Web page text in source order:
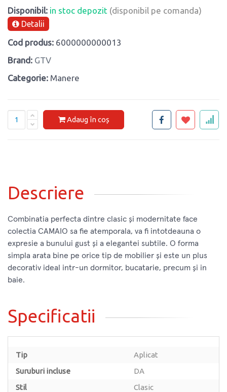
Disponibil: in stoc depozit (disponibil pe comanda)
Detalii
Cod produs: 6000000000013
Brand: GTV
Categorie: Manere
Adaug în coș
Descriere
Combinatia perfecta dintre clasic și modernitate face
colectia CAMAIO sa fie atemporala, va fi intotdeauna o
expresie a bunului gust și a elegantei subtile. O forma
simpla arata bine pe orice tip de mobilier și este un plus
decorativ ideal intr-un dormitor, bucatarie, precum și in
baie.
Specificatii
Tip
Aplicat
Suruburi incluse
DA
Stil
Clasic